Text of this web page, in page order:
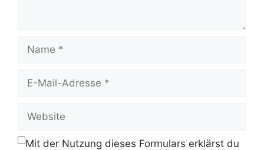
Mail-
Mit der Nutzung dieses Formulars erklärst du